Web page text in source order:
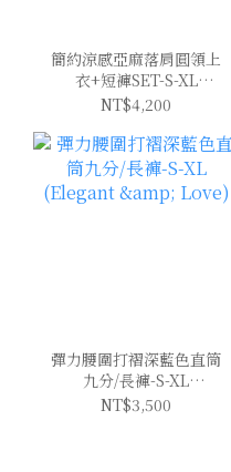
簡約涼感亞麻落肩圓領上
衣+短褲SET-S-XL
(Elegant & Love)
NT$4,200
彈力腰圍打褶深藍色直筒
九分/長褲-S-XL
(Elegant & Love)
NT$3,500